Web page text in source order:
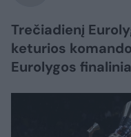
Trečiadienį
keturios
Eurolygos